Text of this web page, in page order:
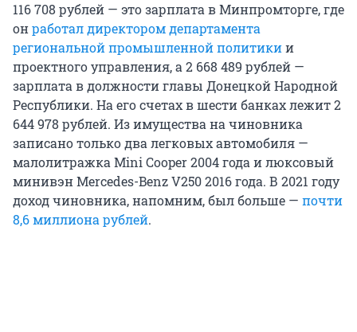
116 708 рублей — это зарплата в Минпромторге, где
онработал директором департамента
региональной промышленной политикии
проектного управления, а 2 668 489 рублей —
зарплата в должности главы Донецкой Народной
Республики. На его счетах в шести банках лежит 2
644 978 рублей. Из имущества на чиновника
записано только два легковых автомобиля —
малолитражка Mini Cooper 2004 года и люксовый
минивэн Mercedes-Benz V250 2016 года. В 2021 году
доход чиновника, напомним, был больше — почти
8,6 миллиона рублей.